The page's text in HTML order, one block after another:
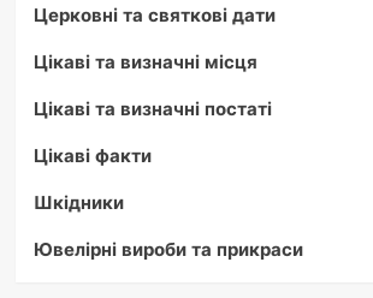
Церковні та святкові дати
Цікаві та визначні місця
Цікаві та визначні постаті
Цікаві факти
Шкідники
Ювелірні вироби та прикраси